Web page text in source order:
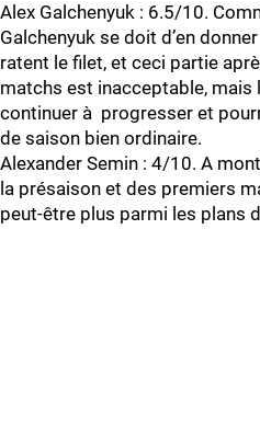
Alex Galchenyuk : 6.5/10.
Galchenyuk se doit d’en
ratent le filet, et ceci partie
matchs est inacceptable, mais
continuer à progresser et
de saison bien ordinaire.
Alexander Semin : 4/10. A
la présaison et des premiers
peut-être plus parmi les plans